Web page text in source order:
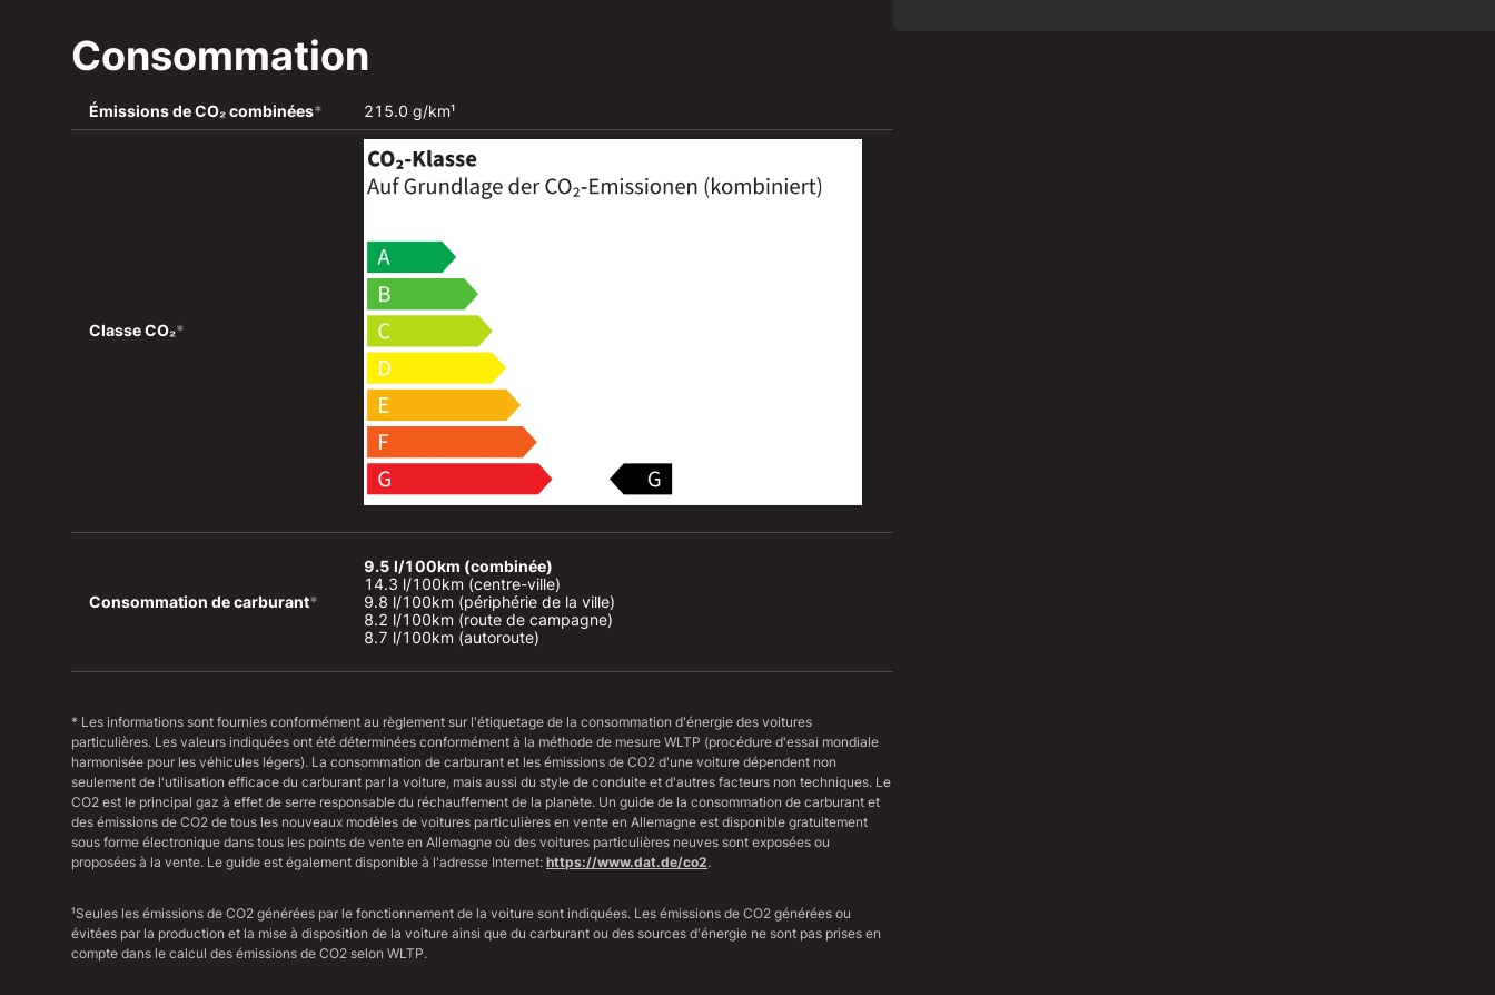
Consommation
Émissions de CO₂ combinées* 215.0 g/km¹
Classe CO₂*
Consommation de carburant*
9.5 l/100km (combinée)
14.3 l/100km (centre-ville)
9.8 l/100km (périphérie de la ville)
8.2 l/100km (route de campagne)
8.7 l/100km (autoroute)
* Les informations sont fournies conformément au règlement sur l'étiquetage de la consommation d'énergie des voitures
particulières. Les valeurs indiquées ont été déterminées conformément à la méthode de mesure WLTP (procédure d'essai mondiale
harmonisée pour les véhicules légers). La consommation de carburant et les émissions de CO2 d'une voiture dépendent non
seulement de l'utilisation efficace du carburant par la voiture, mais aussi du style de conduite et d'autres facteurs non techniques. Le
CO2 est le principal gaz à effet de serre responsable du réchauffement de la planète. Un guide de la consommation de carburant et
des émissions de CO2 de tous les nouveaux modèles de voitures particulières en vente en Allemagne est disponible gratuitement
sous forme électronique dans tous les points de vente en Allemagne où des voitures particulières neuves sont exposées ou
proposées à la vente. Le guide est également disponible à l'adresse Internet: https://www.dat.de/co2.
¹Seules les émissions de CO2 générées par le fonctionnement de la voiture sont indiquées. Les émissions de CO2 générées ou
évitées par la production et la mise à disposition de la voiture ainsi que du carburant ou des sources d'énergie ne sont pas prises en
compte dans le calcul des émissions de CO2 selon WLTP.